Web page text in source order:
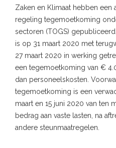
Zaken en Klimaat hebben een
regeling tegemoetkoming
sectoren (TOGS)
is op 31 maart 2020 met
27 maart 2020 in werking
een tegemoetkoming van €
dan personeelskosten.
tegemoetkoming is een
maart en 15 juni 2020 van ten
bedrag aan vaste lasten, na
andere steunmaatregelen.